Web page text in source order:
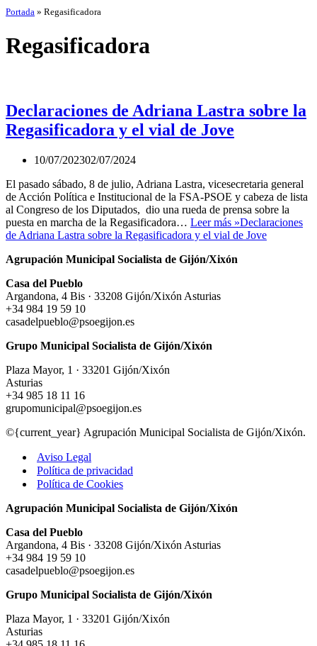
Portada » Regasificadora
Regasificadora
Declaraciones de Adriana Lastra sobre la
Regasificadora y el vial de Jove
10/07/202302/07/2024
El pasado sábado, 8 de julio, Adriana Lastra, vicesecretaria general
de Acción Política e Institucional de la FSA-PSOE y cabeza de lista
al Congreso de los Diputados, dio una rueda de prensa sobre la
puesta en marcha de la Regasificadora… Leer más »Declaraciones
de Adriana Lastra sobre la Regasificadora y el vial de Jove
Agrupación Municipal Socialista de Gijón/Xixón
Casa del Pueblo
Argandona, 4 Bis · 33208 Gijón/Xixón Asturias
+34 984 19 59 10
casadelpueblo@psoegijon.es
Grupo Municipal Socialista de Gijón/Xixón
Plaza Mayor, 1 · 33201 Gijón/Xixón
Asturias
+34 985 18 11 16
grupomunicipal@psoegijon.es
©{current_year} Agrupación Municipal Socialista de Gijón/Xixón.
Aviso Legal
Política de privacidad
Política de Cookies
Agrupación Municipal Socialista de Gijón/Xixón
Casa del Pueblo
Argandona, 4 Bis · 33208 Gijón/Xixón Asturias
+34 984 19 59 10
casadelpueblo@psoegijon.es
Grupo Municipal Socialista de Gijón/Xixón
Plaza Mayor, 1 · 33201 Gijón/Xixón
Asturias